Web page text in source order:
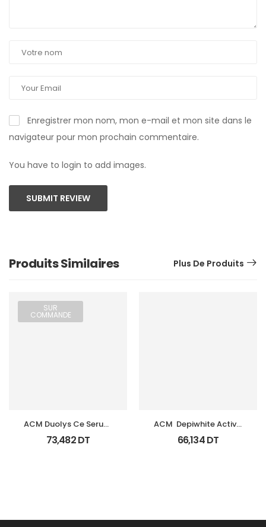
Enregistrer mon nom, mon e-mail et mon site dans le
navigateur pour mon prochain commentaire.
You have to login to add images.
SUBMIT REVIEW
Produits Similaires Plus De Produits
SUR
COMMANDE
ACM Duolys Ce Serum
Intensif Anti Oxydant
15Ml
73,482DT
ACM  Depiwhite Active
Gel Unifiant Anti Taches
40Ml
66,134DT